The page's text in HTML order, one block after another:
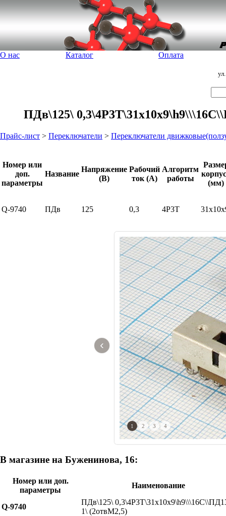
О нас Каталог Оплата
ПДв\125\
Прайс-лист > Переключатели > Переключатели
Номер или
доп.
параметры
Название
Напряжение
(В)
Рабочий
ток (А)
Алгоритм
работы
(мм)
Q-9740 ПДв 125 0,3 4P3T
‹
1 2 3 4
В магазине на Буженинова, 16:
Номер или доп.
параметры
Наименование
Q-9740
ПДв\125\
1\ (2отвM2,5)